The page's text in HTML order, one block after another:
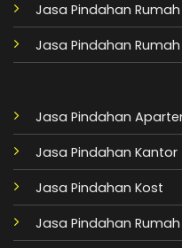
Jasa Pindahan
Jasa Pindahan
Jasa Pindahan
Jasa Pindahan Kantor
Jasa Pindahan Kost
Jasa Pindahan